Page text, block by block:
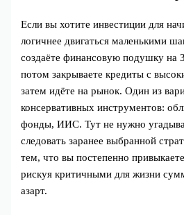
Если вы хотите инвестиции для
логичнее двигаться маленькими
создаёте финансовую подушку на
потом закрываете кредиты с
затем идёте на рынок. Один из
консервативных инструментов:
фонды, ИИС. Тут не нужно
следовать заранее выбранной
тем, что вы постепенно
рискуя критичными для жизни
азарт.